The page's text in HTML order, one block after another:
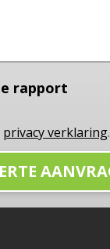
rapport
privacy verklaring.